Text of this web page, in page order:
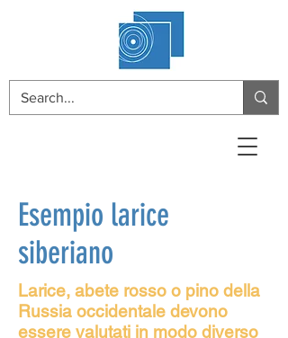
Esempio larice
siberiano
Larice, abete rosso o pino della
Russia occidentale devono
essere valutati in modo diverso